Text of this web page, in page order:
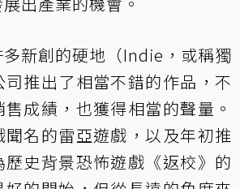
新創的硬地（Indie，或稱獨
推出了相當不錯的作品，不
成績，也獲得相當的聲量。
名的雷亞遊戲，以及年初推
史背景恐怖遊戲《返校》的